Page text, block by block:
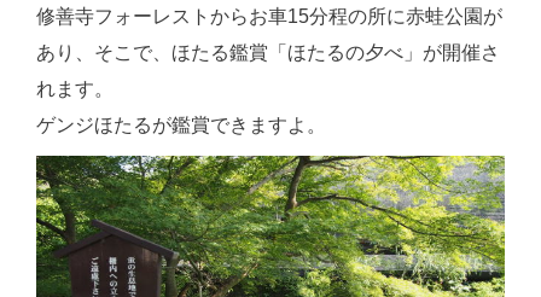
修善寺フォーレストからお車15分程の所に赤蛙公園が
あり、そこで、ほたる鑑賞「ほたるの夕べ」が開催さ
れます。
ゲンジほたるが鑑賞できますよ。